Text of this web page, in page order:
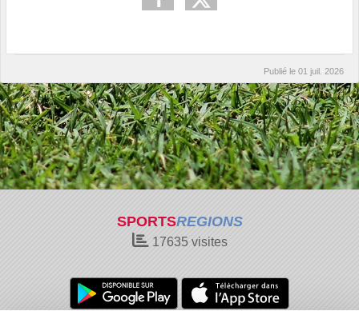
Publié le 01 juil. 2026
SPORTSREGIONS
17635visites